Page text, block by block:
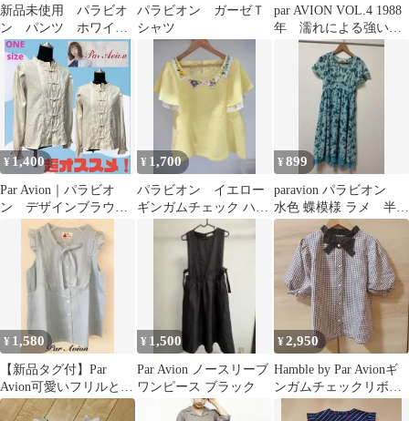
新品未使用 パラビオ
ン パンツ ホワイ
ト M
パラビオン ガーゼＴ
シャツ
par AVION VOL.4 1988
年 濡れによる強い波
打ちがあります。
¥ 1,400
Par Avion｜パラビオ
ン デザインブラウ
ス ベージュ系 F オ
ススメ！
¥ 1,700
パラビオン イエロー
ギンガムチェック ハン
カチ花柄刺繍 半袖ブラ
¥899
paravion パラビオン
水色 蝶模様 ラメ 半袖
ロングワンピース
¥ 1,580
【新品タグ付】Par
Avion可愛いフリルとリ
ボンノースリーブSize F
¥ 1,500
Par Avion ノースリーブ
ワンピース ブラック
¥2,950
Hamble by Par Avionギ
ンガムチェックリボン
ブラウス(ブラウン)